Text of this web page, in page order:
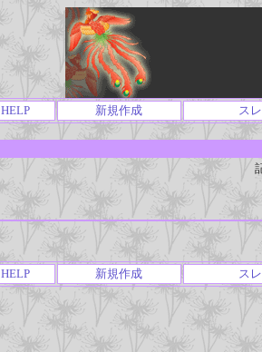
HELP 新規作成 ス
HELP 新規作成 ス